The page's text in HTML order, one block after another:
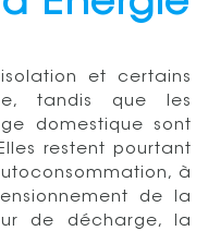
et certains
tandis que les
domestique sont
restent pourtant
à
de la
de décharge, la